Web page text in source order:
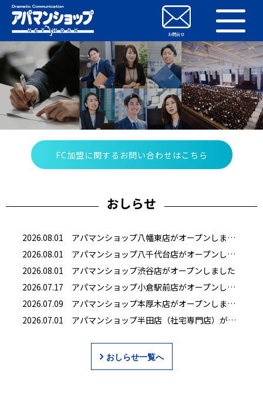
お問合せ
お問合せ
FC加盟に関するお問い合わせはこちら
おしらせ
2026.08.01 アパマンショップ八幡東店がオープンしました
2026.08.01 アパマンショップ八千代台店がオープンしました
2026.08.01 アパマンショップ渋谷店がオープンしました
2026.07.17 アパマンショップ小倉駅前店がオープンしました
2026.07.09 アパマンショップ本厚木店がオープンしました
2026.07.01 アパマンショップ半田店（社宅専門店）がオープンしました
おしらせ一覧へ